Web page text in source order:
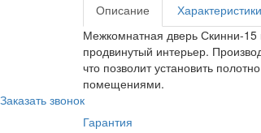
Описание
Характеристики
Межкомнатная дверь Скинни-15
продвинутый интерьер.
что позволит установить
помещениями.
Заказать звонок
Гарантия